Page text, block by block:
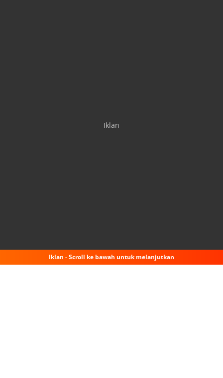
Iklan
Iklan - Scroll ke bawah untuk melanjutkan